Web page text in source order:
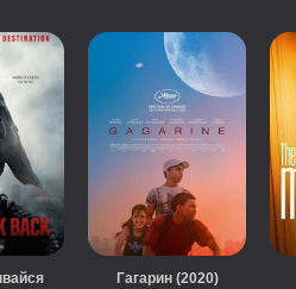
Гагарин (2020)